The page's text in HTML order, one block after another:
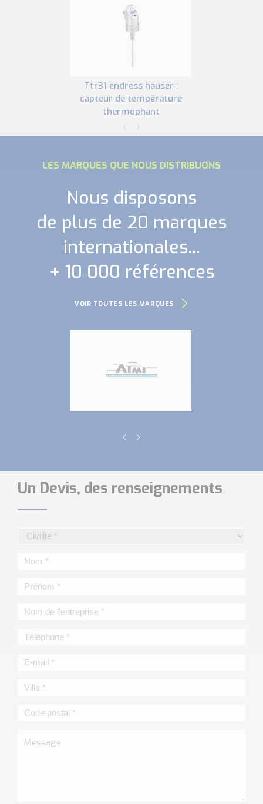
ttr31 endress hauser :
capteur de température
thermophant
LES MARQUES QUE NOUS DISTRIBUONS
Nous disposons
de plus de 20 marques
internationales...
+ 10 000 références
VOIR TOUTES LES MARQUES
Un Devis, des renseignements